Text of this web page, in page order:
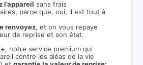
l’appareil sans frais
parce que, oui, il est tout à
renvoyez, et on vous repaye
de reprise et son état.
, notre service premium qui
contre les aléas de la vie